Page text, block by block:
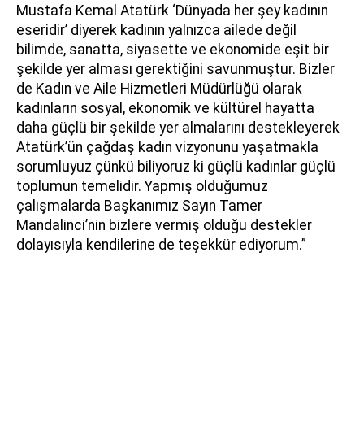
Mustafa Kemal Atatürk ‘Dünyada her şey kadının
eseridir’ diyerek kadının yalnızca ailede değil
bilimde, sanatta, siyasette ve ekonomide eşit bir
şekilde yer alması gerektiğini savunmuştur. Bizler
de Kadın ve Aile Hizmetleri Müdürlüğü olarak
kadınların sosyal, ekonomik ve kültürel hayatta
daha güçlü bir şekilde yer almalarını destekleyerek
Atatürk’ün çağdaş kadın vizyonunu yaşatmakla
sorumluyuz çünkü biliyoruz ki güçlü kadınlar güçlü
toplumun temelidir. Yapmış olduğumuz
çalışmalarda Başkanımız Sayın Tamer
Mandalinci’nin bizlere vermiş olduğu destekler
dolayısıyla kendilerine de teşekkür ediyorum.”